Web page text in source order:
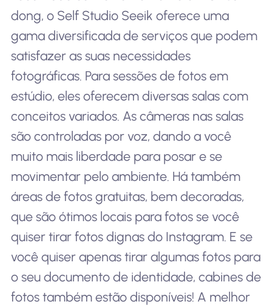
dong, o Self Studio Seeik oferece uma
gama diversificada de serviços que podem
satisfazer as suas necessidades
fotográficas. Para sessões de fotos em
estúdio, eles oferecem diversas salas com
conceitos variados. As câmeras nas salas
são controladas por voz, dando a você
muito mais liberdade para posar e se
movimentar pelo ambiente. Há também
áreas de fotos gratuitas, bem decoradas,
que são ótimos locais para fotos se você
quiser tirar fotos dignas do Instagram. E se
você quiser apenas tirar algumas fotos para
o seu documento de identidade, cabines de
fotos também estão disponíveis! A melhor